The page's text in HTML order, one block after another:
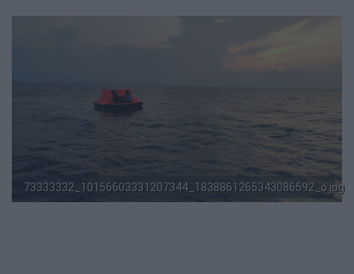
73333332_10156603331207344_1838861265343086592_o.jpg